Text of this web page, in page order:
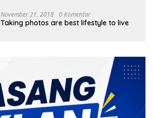
November 21, 2018 0 Komentar
Taking photos are best lifestyle to live